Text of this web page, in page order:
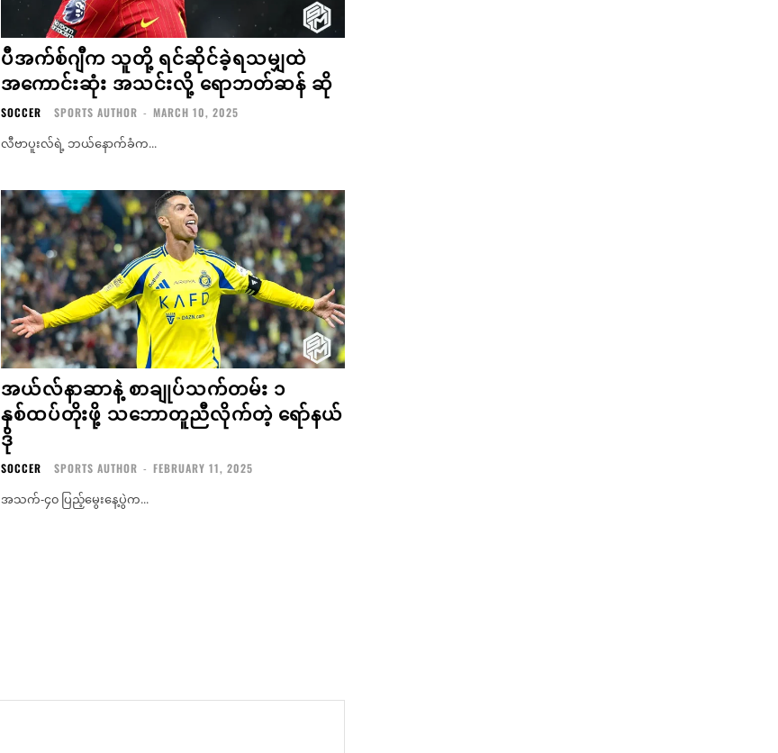
ပီအက်စ်ဂျီက သူတို့ ရင်ဆိုင်ခဲ့ရသမျှထဲ
အကောင်းဆုံး အသင်းလို့ ရောဘတ်ဆန် ဆို
SOCCER SPORTS AUTHOR - MARCH 10, 2025
လီဗာပူးလ်ရဲ့ ဘယ်နောက်ခံက...
အယ်လ်နာဆာနဲ့ စာချုပ်သက်တမ်း ၁
နှစ်ထပ်တိုးဖို့ သဘောတူညီလိုက်တဲ့ ရော်နယ်
ဒို
SOCCER SPORTS AUTHOR - FEBRUARY 11, 2025
အသက်-၄၀ ပြည့်မွေးနေ့ပွဲက...